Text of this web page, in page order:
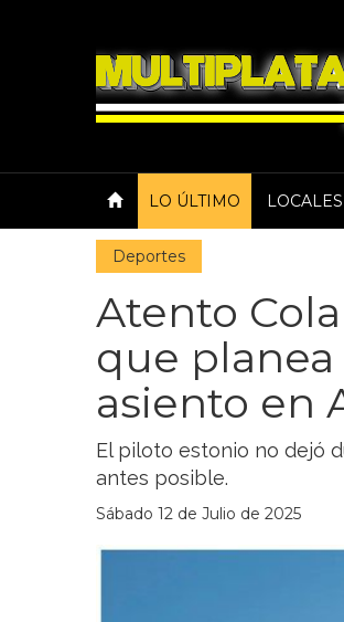
LO ÚLTIMO LOCALES
Deportes
Atento
que
asiento en
El piloto estonio no dejó
antes posible.
Sábado 12 de Julio de 2025